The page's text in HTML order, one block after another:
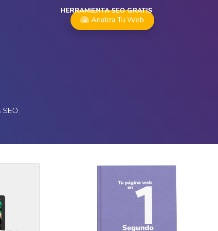
Analiza Tu Web
HERRAMIENTA SEO GRATIS